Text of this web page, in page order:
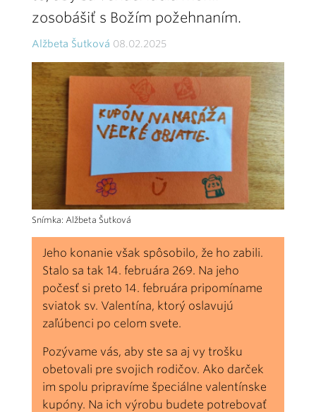
zosobášiť s Božím požehnaním.
Alžbeta Šutková 08.02.2025
Snímka: Alžbeta Šutková
Jeho konanie však spôsobilo, že ho zabili.
Stalo sa tak 14. februára 269. Na jeho
počesť si preto 14. februára pripomíname
sviatok sv. Valentína, ktorý oslavujú
zaľúbenci po celom svete.
Pozývame vás, aby ste sa aj vy trošku
obetovali pre svojich rodičov. Ako darček
im spolu pripravíme špeciálne valentínske
kupóny. Na ich výrobu budete potrebovať